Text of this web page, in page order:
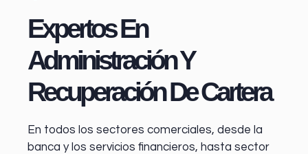
Expertos En
Administración Y
Recuperación De Cartera
En todos los sectores comerciales, desde la
banca y los servicios financieros, hasta sector